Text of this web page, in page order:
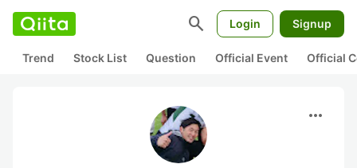
search Login Signup
Trend Stock List Question Official Event Official
more_horiz